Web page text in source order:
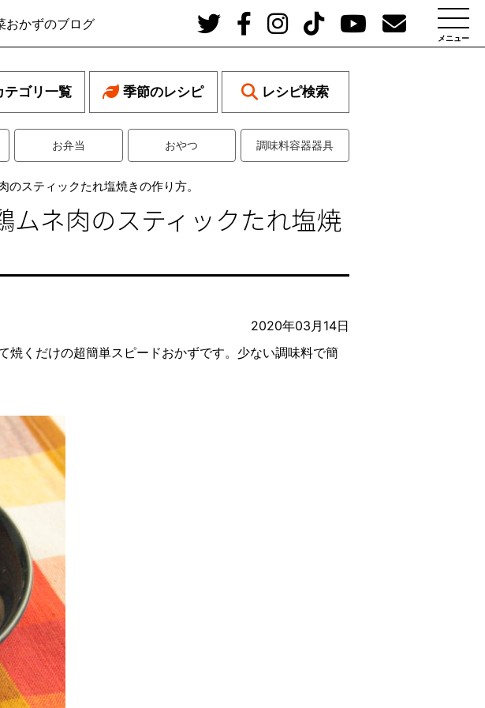
おかずのブログ
メニュー
テゴリ一覧 季節のレシピ レシピ検索
お弁当 おやつ 調味料容器器具
スティックたれ塩焼きの作り方。
ムネ肉のスティックたれ塩焼
2020年03月14日
くだけの超簡単スピードおかずです。少ない調味料で簡